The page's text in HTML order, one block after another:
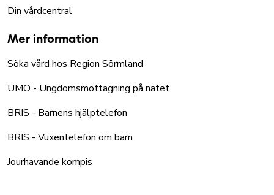
Din vårdcentral
Mer information
Söka vård hos Region Sörmland
UMO - Ungdomsmottagning på nätet
BRIS - Barnens hjälptelefon
BRIS - Vuxentelefon om barn
Jourhavande kompis